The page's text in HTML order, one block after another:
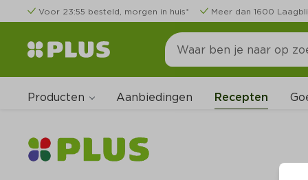
Voor 23:55 besteld, morgen in huis* Meer dan 1600
Producten Aanbiedingen Recepten